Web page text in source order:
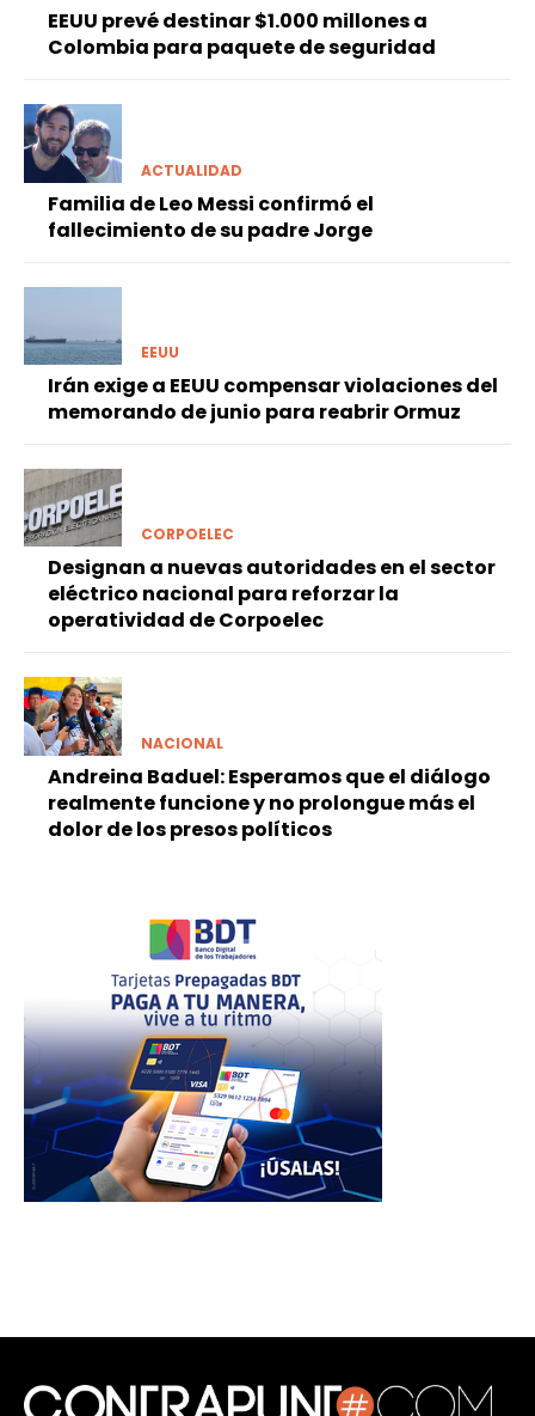
EEUU prevé destinar $1.000 millones a
Colombia para paquete de seguridad
ACTUALIDAD
Familia de Leo Messi confirmó el
fallecimiento de su padre Jorge
EEUU
Irán exige a EEUU compensar violaciones del
memorando de junio para reabrir Ormuz
CORPOELEC
Designan a nuevas autoridades en el sector
eléctrico nacional para reforzar la
operatividad de Corpoelec
NACIONAL
Andreina Baduel: Esperamos que el diálogo
realmente funcione y no prolongue más el
dolor de los presos políticos